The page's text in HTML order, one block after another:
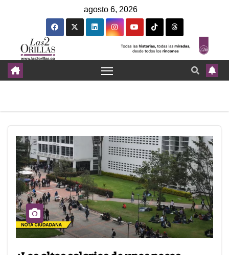
agosto 6, 2026